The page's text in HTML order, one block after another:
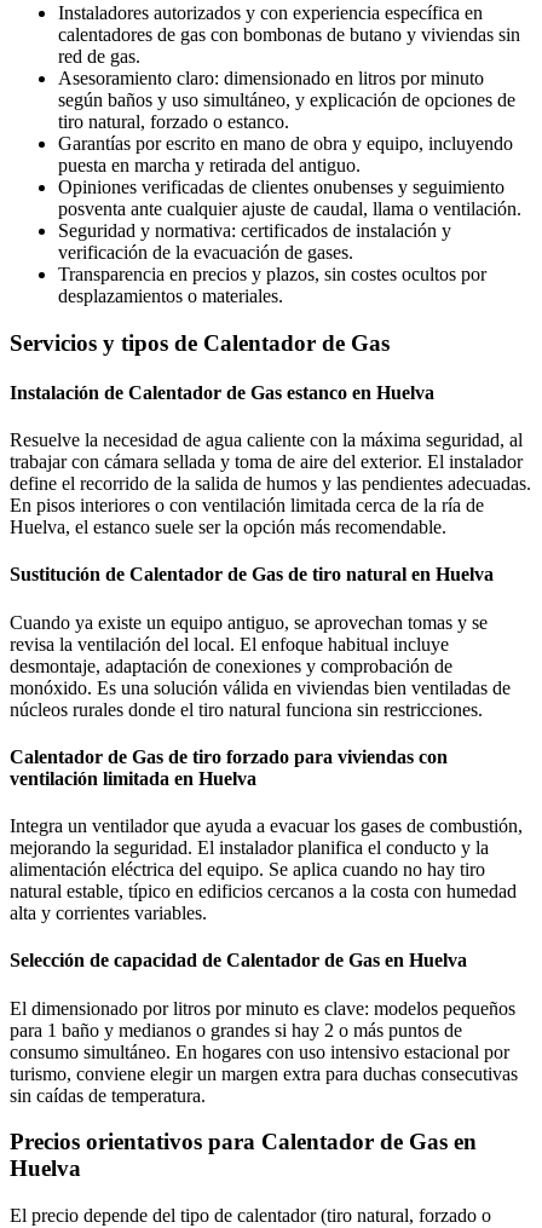
Instaladores autorizados y con experiencia específica en
calentadores de gas con bombonas de butano y viviendas sin
red de gas.
Asesoramiento claro: dimensionado en litros por minuto
según baños y uso simultáneo, y explicación de opciones de
tiro natural, forzado o estanco.
Garantías por escrito en mano de obra y equipo, incluyendo
puesta en marcha y retirada del antiguo.
Opiniones verificadas de clientes onubenses y seguimiento
posventa ante cualquier ajuste de caudal, llama o ventilación.
Seguridad y normativa: certificados de instalación y
verificación de la evacuación de gases.
Transparencia en precios y plazos, sin costes ocultos por
desplazamientos o materiales.
Servicios y tipos de Calentador de Gas
Instalación de Calentador de Gas estanco en Huelva
Resuelve la necesidad de agua caliente con la máxima seguridad, al
trabajar con cámara sellada y toma de aire del exterior. El instalador
define el recorrido de la salida de humos y las pendientes adecuadas.
En pisos interiores o con ventilación limitada cerca de la ría de
Huelva, el estanco suele ser la opción más recomendable.
Sustitución de Calentador de Gas de tiro natural en Huelva
Cuando ya existe un equipo antiguo, se aprovechan tomas y se
revisa la ventilación del local. El enfoque habitual incluye
desmontaje, adaptación de conexiones y comprobación de
monóxido. Es una solución válida en viviendas bien ventiladas de
núcleos rurales donde el tiro natural funciona sin restricciones.
Calentador de Gas de tiro forzado para viviendas con
ventilación limitada en Huelva
Integra un ventilador que ayuda a evacuar los gases de combustión,
mejorando la seguridad. El instalador planifica el conducto y la
alimentación eléctrica del equipo. Se aplica cuando no hay tiro
natural estable, típico en edificios cercanos a la costa con humedad
alta y corrientes variables.
Selección de capacidad de Calentador de Gas en Huelva
El dimensionado por litros por minuto es clave: modelos pequeños
para 1 baño y medianos o grandes si hay 2 o más puntos de
consumo simultáneo. En hogares con uso intensivo estacional por
turismo, conviene elegir un margen extra para duchas consecutivas
sin caídas de temperatura.
Precios orientativos para Calentador de Gas en
Huelva
El precio depende del tipo de calentador (tiro natural, forzado o